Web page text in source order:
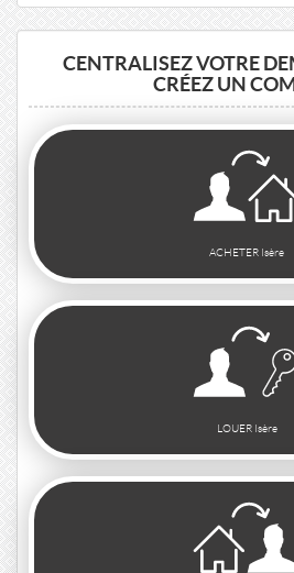
CENTRALISEZ VOTRE
CRÉEZ UN
ACHETER Isère
LOUER Isère